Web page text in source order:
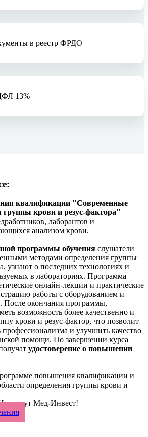
в реестр ФРДО
13%
квалификации "Современные
группы крови и резус-фактора"
лаборантов и
анализом крови.
программы обучения слушатели
методами определения группы
узнают о последних технологиях и
в лабораториях. Программа
онлайн-лекции и практические
работы с оборудованием и
После окончания программы,
возможность более качественно и
крови и резус-фактор, что позволит
и улучшить качество
помощи. По завершении курса
удостоверение о повышении
повышения квалификации и
определения группы крови и
Мед-Инвест!